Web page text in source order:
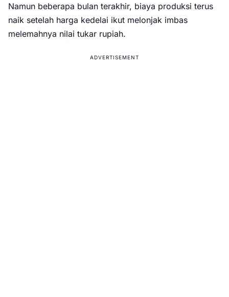
Namun beberapa bulan terakhir, biaya produksi terus
naik setelah harga kedelai ikut melonjak imbas
melemahnya nilai tukar rupiah.
ADVERTISEMENT